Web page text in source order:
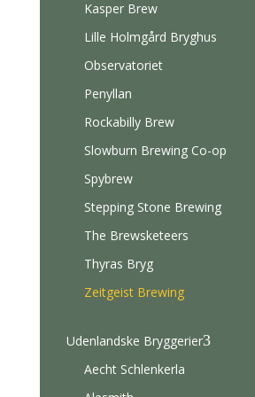
Kasper Brew
Lille Holmgård Bryghus
Observatoriet
Penyllan
Rockabilly Brew
Slowburn Brewing Co-op
Spybrew
Stepping Stone Brewing
The Brewsketeers
Thyras Bryg
Zeitgeist Brewing
Udenlandske Bryggerier3
Aecht Schlenkerla